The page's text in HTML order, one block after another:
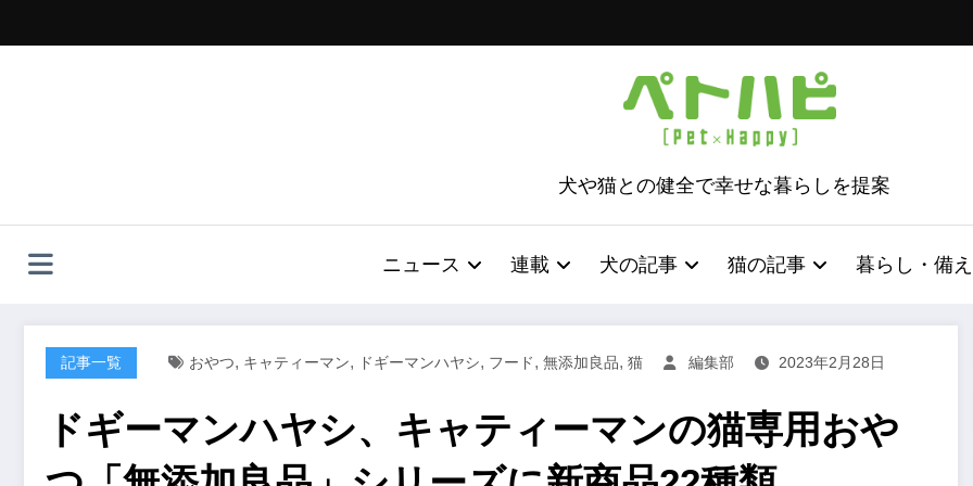
ッ
犬や猫との健全で幸せな暮らしを提案
ニュース 連載 犬の記事 猫の記事 暮らし・備え
記事一覧 おやつ, キャティーマン, ドギーマンハヤシ, フード, 無添加良品, 猫 編集部 2023年2月28日
ドギーマンハヤシ、キャティーマンの猫専用おや